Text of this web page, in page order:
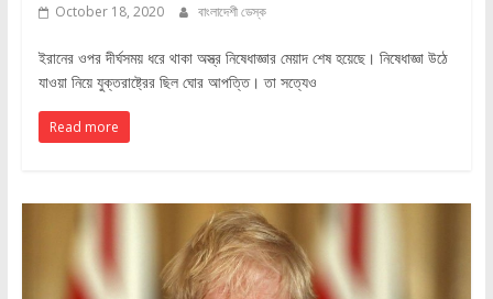
October 18, 2020 বাংলাদেশী ডেস্ক
ইরানের ওপর দীর্ঘসময় ধরে থাকা অস্ত্র নিষেধাজ্ঞার মেয়াদ শেষ হয়েছে। নিষেধাজ্ঞা উঠে
যাওয়া নিয়ে যুক্তরাষ্ট্রের ছিল ঘোর আপত্তি। তা সত্যেও
Read more